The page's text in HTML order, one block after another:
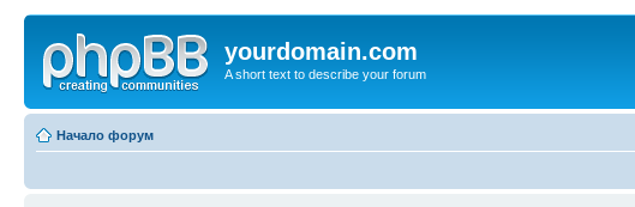
yourdomain.com
A short text to describe your forum
Начало форум